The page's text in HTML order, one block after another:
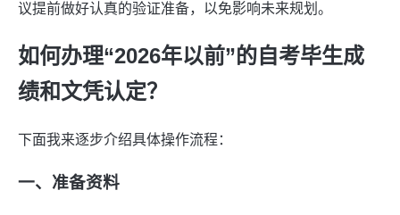
议提前做好认真的验证准备，以免影响未来规划。
如何办理“2026年以前”的自考毕生成
绩和文凭认定？
下面我来逐步介绍具体操作流程：
一、准备资料